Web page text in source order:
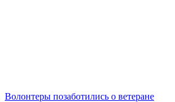
Волонтеры позаботились о ветеране